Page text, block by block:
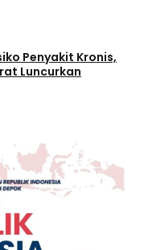
Penyakit Kronis,
Luncurkan